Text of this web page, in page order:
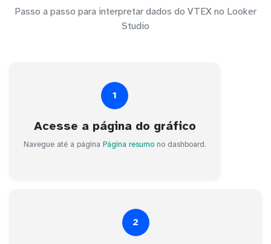
Passo a passo para interpretar dados do VTEX no Looker
Studio
1
Acesse a página do gráfico
Navegue até a página Página resumo no dashboard.
2